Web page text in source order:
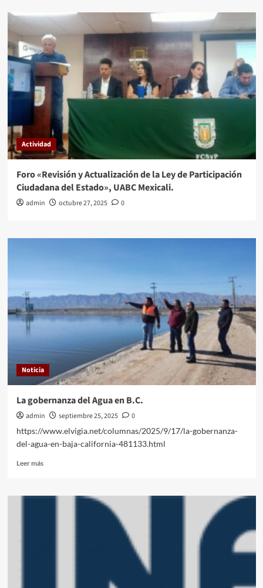
Actividad
Foro «Revisión y Actualización de la Ley de Participación
Ciudadana del Estado», UABC Mexicali.
admin octubre 27, 2025 0
Noticia
La gobernanza del Agua en B.C.
admin septiembre 25, 2025
0
https://www.elvigia.net/columnas/2025/9/17/la-gobernanza-
del-agua-en-baja-california-481133.html
Leer másLeer
La